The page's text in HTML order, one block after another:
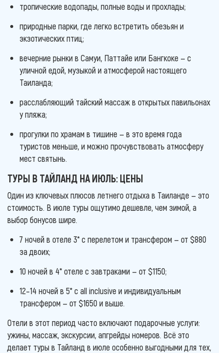
тропические водопады, полные воды и прохлады;
природные парки, где легко встретить обезьян и
экзотических птиц;
вечерние рынки в Самуи, Паттайе или Бангкоке — с
уличной едой, музыкой и атмосферой настоящего
Таиланда;
расслабляющий тайский массаж в открытых павильонах
у пляжа;
прогулки по храмам в тишине — в это время года
туристов меньше, и можно прочувствовать атмосферу
мест святынь.
ТУРЫ В ТАЙЛАНД НА ИЮЛЬ: ЦЕНЫ
Один из ключевых плюсов летнего отдыха в Таиланде — это
стоимость. В июле туры ощутимо дешевле, чем зимой, а
выбор бонусов шире.
7 ночей в отеле 3* с перелетом и трансфером — от $880
за двоих;
10 ночей в 4* отеле с завтраками — от $1150;
12–14 ночей в 5* с all inclusive и индивидуальным
трансфером — от $1650 и выше.
Отели в этот период часто включают подарочные услуги:
ужины, массаж, экскурсии, апгрейды номеров. Всё это
делает туры в Тайланд в июле особенно выгодными для тех,